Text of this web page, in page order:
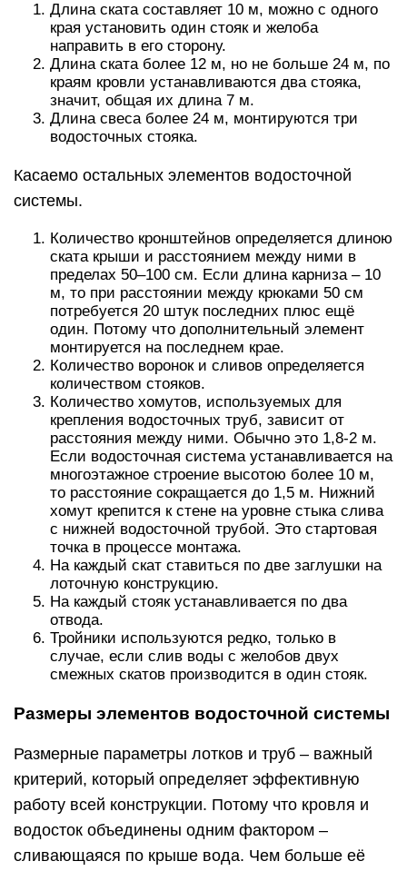
Длина ската составляет 10 м, можно с одного
края установить один стояк и желоба
направить в его сторону.
Длина ската более 12 м, но не больше 24 м, по
краям кровли устанавливаются два стояка,
значит, общая их длина 7 м.
Длина свеса более 24 м, монтируются три
водосточных стояка.
Касаемо остальных элементов водосточной
системы.
Количество кронштейнов определяется длиною
ската крыши и расстоянием между ними в
пределах 50–100 см. Если длина карниза – 10
м, то при расстоянии между крюками 50 см
потребуется 20 штук последних плюс ещё
один. Потому что дополнительный элемент
монтируется на последнем крае.
Количество воронок и сливов определяется
количеством стояков.
Количество хомутов, используемых для
крепления водосточных труб, зависит от
расстояния между ними. Обычно это 1,8-2 м.
Если водосточная система устанавливается на
многоэтажное строение высотою более 10 м,
то расстояние сокращается до 1,5 м. Нижний
хомут крепится к стене на уровне стыка слива
с нижней водосточной трубой. Это стартовая
точка в процессе монтажа.
На каждый скат ставиться по две заглушки на
лоточную конструкцию.
На каждый стояк устанавливается по два
отвода.
Тройники используются редко, только в
случае, если слив воды с желобов двух
смежных скатов производится в один стояк.
Размеры элементов водосточной системы
Размерные параметры лотков и труб – важный
критерий, который определяет эффективную
работу всей конструкции. Потому что кровля и
водосток объединены одним фактором –
сливающаяся по крыше вода. Чем больше её